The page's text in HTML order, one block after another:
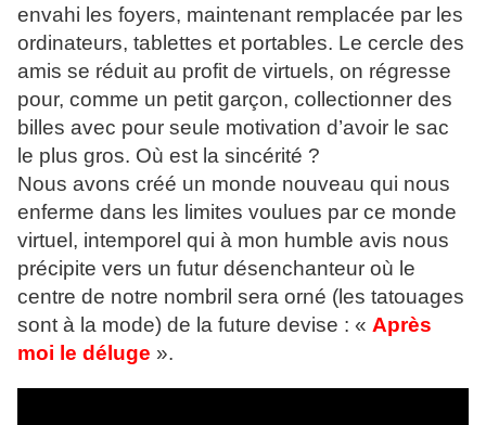
envahi les foyers, maintenant remplacée par les
ordinateurs, tablettes et portables. Le cercle des
amis se réduit au profit de virtuels, on régresse
pour, comme un petit garçon, collectionner des
billes avec pour seule motivation d’avoir le sac
le plus gros. Où est la sincérité ?
Nous avons créé un monde nouveau qui nous
enferme dans les limites voulues par ce monde
virtuel, intemporel qui à mon humble avis nous
précipite vers un futur désenchanteur où le
centre de notre nombril sera orné (les tatouages
sont à la mode) de la future devise : « Après
moi le déluge ».